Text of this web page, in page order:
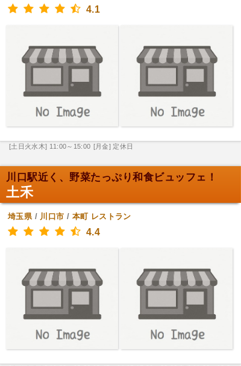
4.1
[土日火水木] 11:00～15:00 [月金] 定休日
川口駅近く、野菜たっぷり和食ビュッフェ！
土禾
埼玉県/ 川口市 / 本町 レストラン
4.4